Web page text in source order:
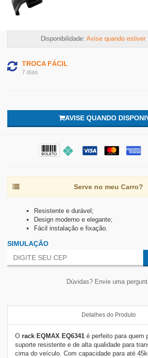
Disponibilidade: Avise quando estiver
TROCA FÁCIL
7 dias
AVISE QUANDO
Serve no meu Carro?
Resistente e durável;
Design moderno e elegante;
Fácil instalação e fixação.
SIMULAÇÃO
Dúvidas? Envie uma
Detalhes do Produto
O rack EQMAX EQ6341 é perfeito para quem
suporte resistente e de alta qualidade para
cima do veículo. Com capacidade para até